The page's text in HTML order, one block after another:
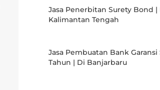
Jasa Penerbitan Surety Bond |
Kalimantan Tengah
Jasa Pembuatan Bank Garansi
Tahun | Di Banjarbaru